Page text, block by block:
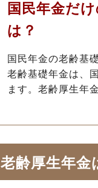
国民年金だ
は？
国民年金の老齢基
老齢基礎年金は、
ます。老齢厚生年
老齢厚生年金